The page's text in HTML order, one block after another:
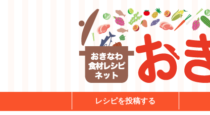
レシピを投稿する